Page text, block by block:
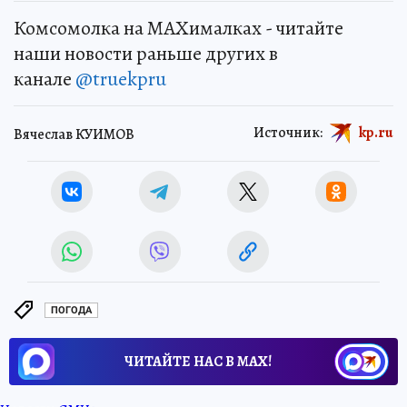
Комсомолка на MAXималках - читайте
наши новости раньше других в
канале @truekpru
Вячеслав КУИМОВ Источник: kp.ru
ПОГОДА
ЧИТАЙТЕ НАС В МАХ!